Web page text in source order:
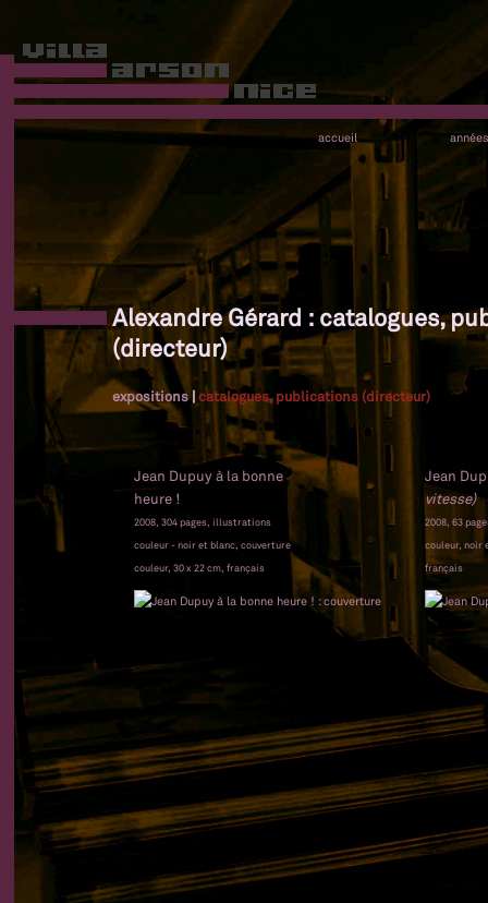
accueil années
Alexandre Gérard : catalogues,
(directeur)
expositions|catalogues, publications (directeur)
Jean Dupuy à la bonne
heure !
2008, 304 pages, illustrations
couleur - noir et blanc, couverture
couleur, 30 x 22 cm, français
Jean
vitesse)
2008, 63
couleur, noir
français